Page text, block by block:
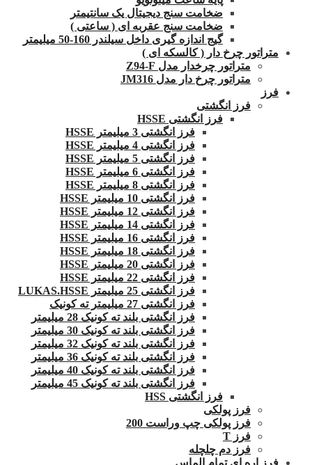
ضخامت سنج دیجیتال یک سانتیمتر
ضخامت سنج عقربه ای ( ساعتی )
گیج اندازه گیری داخل سیلندر 160-50 میلیمتر
متراتور چرخ دار ( کالسکه ای )
متراتور چرخدار مدل Z94-F
متراتور چرخ دار مدل JM316
فرز
فرز انگشتی
فرز انگشتی HSSE
فرز انگشتی 3 میلیمتر HSSE
فرز انگشتی 4 میلیمتر HSSE
فرز انگشتی 5 میلیمتر HSSE
فرز انگشتی 6 میلیمتر HSSE
فرز انگشتی 8 میلیمتر HSSE
فرز انگشتی 10 میلیمتر HSSE
فرز انگشتی 12 میلیمتر HSSE
فرز انگشتی 14 میلیمتر HSSE
فرز انگشتی 16 میلیمتر HSSE
فرز انگشتی 18 میلیمتر HSSE
فرز انگشتی 20 میلیمتر HSSE
فرز انگشتی 22 میلیمتر HSSE
فرز انگشتی 25 میلیمتر LUKAS.HSSE
فرز انگشتی 27 میلیمتر ته کونیک
فرز انگشتی بلند ته کونیک 28 میلیمتر
فرز انگشتی بلند ته کونیک 30 میلیمتر
فرز انگشتی بلند ته کونیک 32 میلیمتر
فرز انگشتی بلند ته کونیک 36 میلیمتر
فرز انگشتی بلند ته کونیک 40 میلیمتر
فرز انگشتی بلند ته کونیک 45 میلیمتر
فرز انگشتی HSS
فرز پولکی
فرز پولکی چپ وراست 200
فرز T
فرز دم چلچله
فرز اره ای تمام الماس